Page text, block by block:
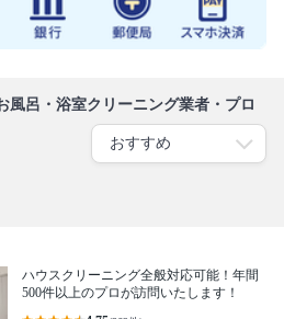
風呂・浴室クリーニング業者・プロ
ハウスクリーニング全般対応可能！年間
500件以上のプロが訪問いたします！